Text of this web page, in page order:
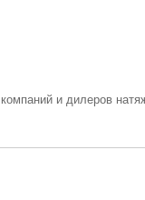
и дилеров